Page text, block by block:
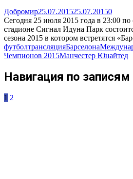
Добромир25.07.201525.07.20150
Сегодня 25 июля 2015 года в 23:00
стадионе Сигнал Идуна Парк
сезона 2015 в котором встретятся
футболтрансляцияБарселона
Чемпионов 2015Манчестер Юнайтед
Навигация по записям
1 2